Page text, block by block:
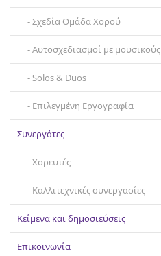
Σχεδία Ομάδα Χορού
Αυτοσχεδιασμοί με μουσικούς
Solos & Duos
Επιλεγμένη Εργογραφία
Συνεργάτες
Χορευτές
Καλλιτεχνικές συνεργασίες
Κείμενα και δημοσιεύσεις
Επικοινωνία